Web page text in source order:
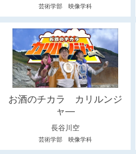
芸術学部 映像学科
お酒のチカラ カリルンジ
ャ―
長谷川空
芸術学部 映像学科